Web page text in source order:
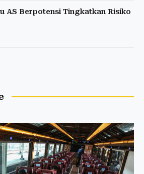
AS Berpotensi Tingkatkan Risiko